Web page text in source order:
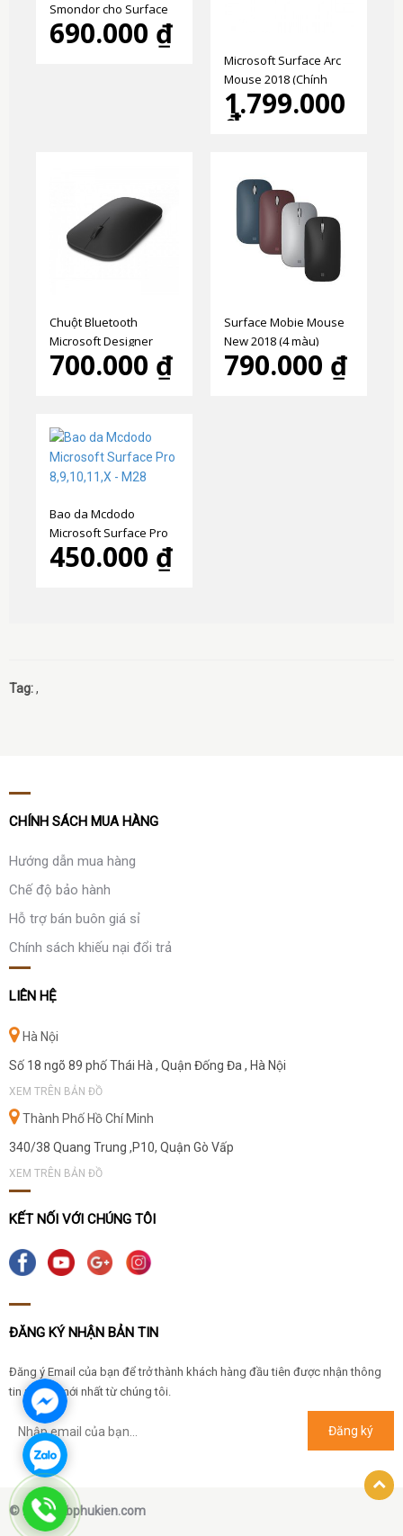
Smondor cho Surface
Pro 12 - M29
690.000 ₫
Microsoft Surface Arc
Mouse 2018 (Chính
Hãng)
1.799.000
₫
Chuột Bluetooth
Microsoft Designer
Mouse chính hãng
700.000 ₫
Surface Mobie Mouse
New 2018 (4 màu)
790.000 ₫
Bao da Mcdodo
Microsoft Surface Pro
8,9,10,11,X - M28
450.000 ₫
Tag:,
CHÍNH SÁCH MUA HÀNG
Hướng dẫn mua hàng
Chế độ bảo hành
Hỗ trợ bán buôn giá sỉ
Chính sách khiếu nại đổi trả
LIÊN HỆ
Hà Nội
Số 18 ngõ 89 phố Thái Hà , Quận Đống Đa , Hà Nội
XEM TRÊN BẢN ĐỒ
Thành Phố Hồ Chí Minh
340/38 Quang Trung ,P10, Quận Gò Vấp
XEM TRÊN BẢN ĐỒ
KẾT NỐI VỚI CHÚNG TÔI
ĐĂNG KÝ NHẬN BẢN TIN
Đăng ý Email của bạn để trở thành khách hàng đầu tiên được nhận thông
tin ưu đãi mới nhất từ chúng tôi.
© 2019 mbphukien.com